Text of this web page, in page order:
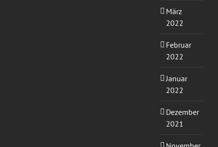
März
2022
Februar
2022
Januar
2022
Dezember
2021